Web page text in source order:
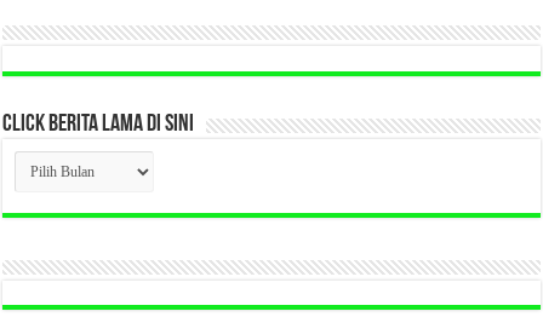
CLICK BERITA LAMA DI SINI
CLICK
BERITA
LAMA
DI